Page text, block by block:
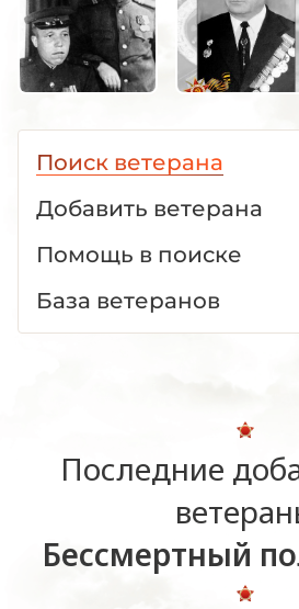
Поиск ветерана
Добавить ветерана
Помощь в поиске
База ветеранов
Последние
Бессмертный